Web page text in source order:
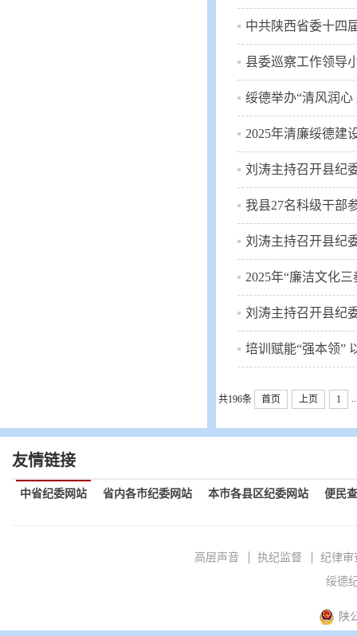
中共陕西省委十四
县委巡察工作领导
绥德举办“清风润
2025年清廉绥德建
刘涛主持召开县纪
我县27名科级干部
刘涛主持召开县纪
2025年“廉洁文化
刘涛主持召开县纪
培训赋能“强本领”
共196条 首页 上页 1
友情链接
中省纪委网站 省内各市纪委网站 本市各县区纪委网站 便民
高层声音 执纪监督
纪律审
绥德
陕